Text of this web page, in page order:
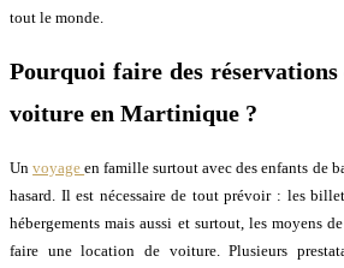
tout le monde.
Pourquoi faire des
voiture en Martinique ?
Unvoyageen famille surtout avec des enfants de
hasard. Il est nécessaire de tout prévoir : les
hébergements mais aussi et surtout, les moyens
faire une location de voiture. Plusieurs